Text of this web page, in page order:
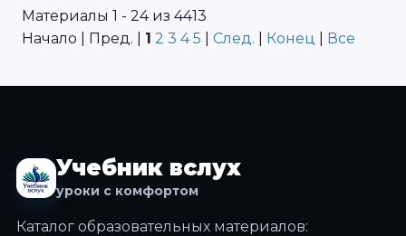
Материалы 1 - 24 из 4413
Начало | Пред. | 1 2 3 4 5 След. Конец Все
Учебник вслух
уроки с комфортом
Каталог образовательных материалов: